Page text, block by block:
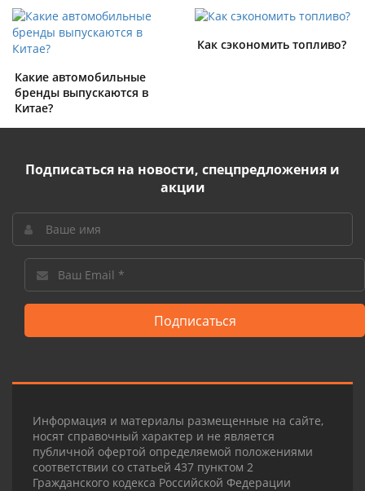
Какие автомобильные
бренды выпускаются в
Китае?
Как сэкономить топливо?
Подписаться на новости, спецпредложения и
акции
Подписаться
Информация и материалы размещенные на сайте,
носят справочный характер и не является
публичной офертой определяемой положениями
соответствии со статьей 437 пунктом 2
Гражданского кодекса Российской Федерации